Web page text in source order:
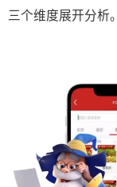
三个维度展开分析。